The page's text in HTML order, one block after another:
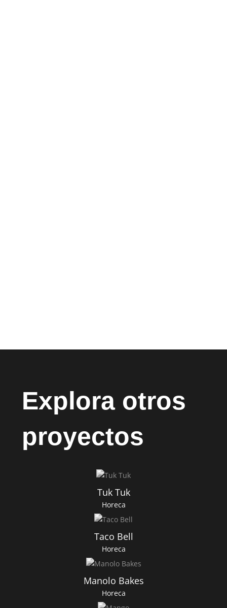
Explora otros
proyectos
Tuk Tuk
Horeca
Taco Bell
Horeca
Manolo Bakes
Horeca